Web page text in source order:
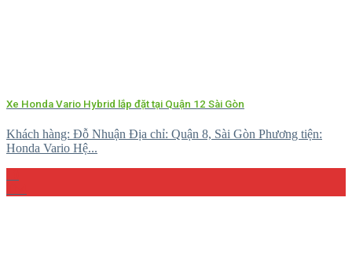
Xe Honda Vario Hybrid lắp đặt tại Quận 12 Sài Gòn
Khách hàng: Đỗ Nhuận Địa chỉ: Quận 8, Sài Gòn Phương tiện:
Honda Vario Hệ...